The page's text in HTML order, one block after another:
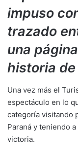
impuso
trazado
una
historia
Una vez más el
espectáculo en lo
categoría visitando
Paraná y teniendo
victoria.